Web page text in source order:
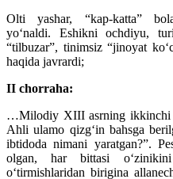
Olti yashar, “kap-katta”
yo‘naldi. Eshikni ochdiyu,
“tilbuzar”, tinimsiz “jinoyat
haqida javrardi;
II chorraha:
…Milodiy XIII asrning ikkinchi
Ahli ulamo qizg‘in bahsga
ibtidoda nimani yaratgan?”.
olgan, har bittasi o‘zinikini
o‘tirmishlaridan birigina